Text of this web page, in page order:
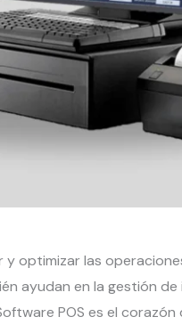
optimizar las
ayudan en la gestión de
POS es el